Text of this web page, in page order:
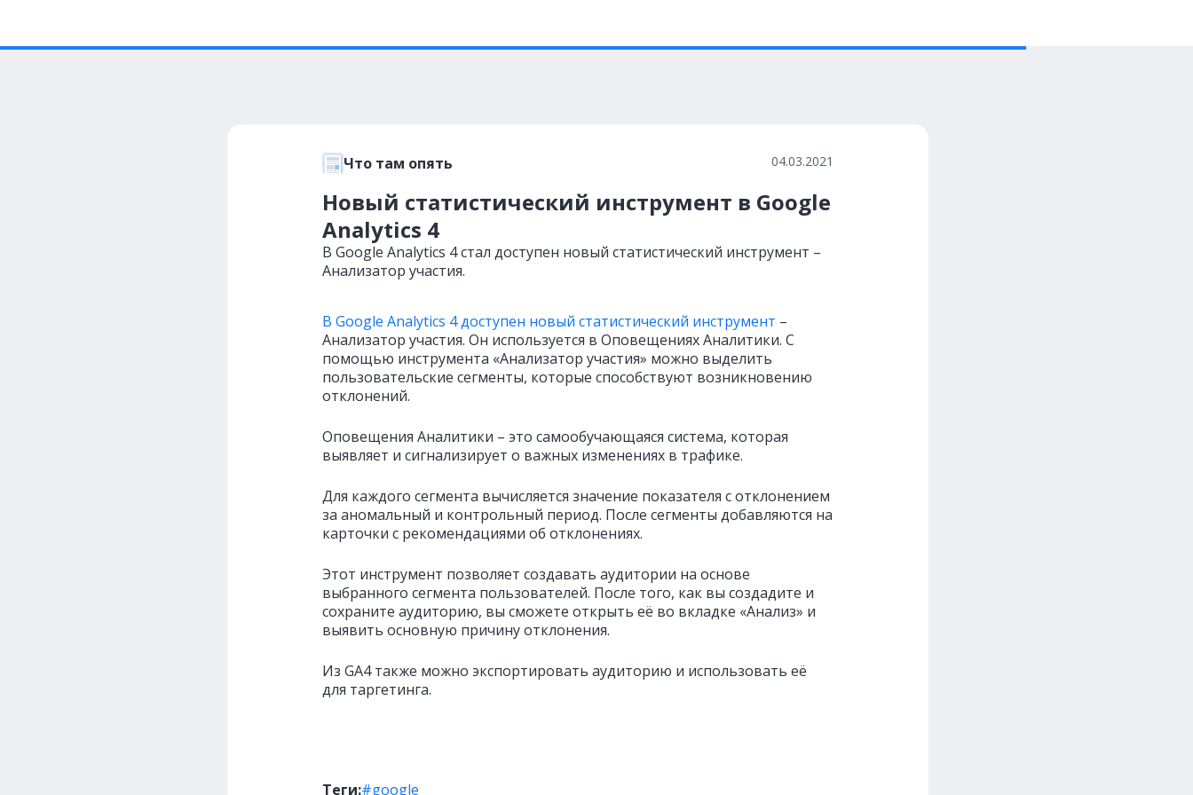
Что там опять 04.03.2021
Новый статистический инструмент в Google
Analytics 4
В Google Analytics 4 стал доступен новый статистический инструмент –
Анализатор участия.
В Google Analytics 4 доступен новый статистический инструмент –
Анализатор участия. Он используется в Оповещениях Аналитики. С
помощью инструмента «Анализатор участия» можно выделить
пользовательские сегменты, которые способствуют возникновению
отклонений.
Оповещения Аналитики – это самообучающаяся система, которая
выявляет и сигнализирует о важных изменениях в трафике.
Для каждого сегмента вычисляется значение показателя с отклонением
за аномальный и контрольный период. После сегменты добавляются на
карточки с рекомендациями об отклонениях.
Этот инструмент позволяет создавать аудитории на основе
выбранного сегмента пользователей. После того, как вы создадите и
сохраните аудиторию, вы сможете открыть её во вкладке «Анализ» и
выявить основную причину отклонения.
Из GA4 также можно экспортировать аудиторию и использовать её
для таргетинга.
Теги:#google